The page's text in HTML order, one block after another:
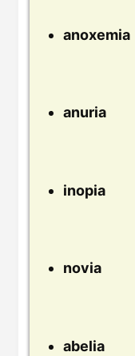
anoxemia
anuria
inopia
novia
abelia